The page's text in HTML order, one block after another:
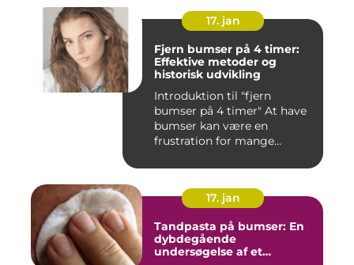
17. jan
Fjern bumser på 4 timer:
Effektive metoder og
historisk udvikling
Introduktion til "fjern
bumser på 4 timer" At have
bumser kan være en
frustration for mange
17. jan
Tandpasta på bumser: En
dybdegående
undersøgelse af et